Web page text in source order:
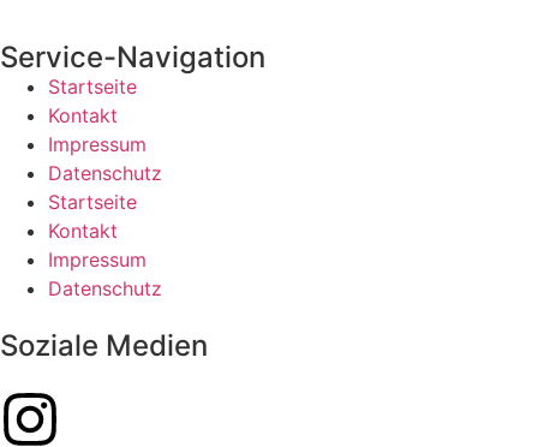
Service-Navigation
Startseite
Kontakt
Impressum
Datenschutz
Startseite
Kontakt
Impressum
Datenschutz
Soziale Medien